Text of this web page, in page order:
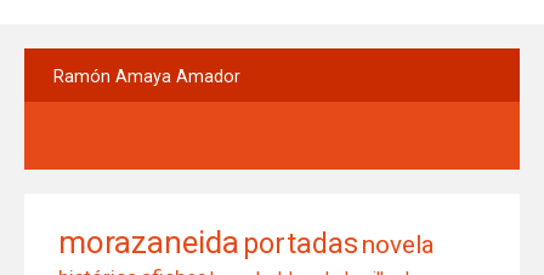
Ramón Amaya Amador
morazaneida portadas novela